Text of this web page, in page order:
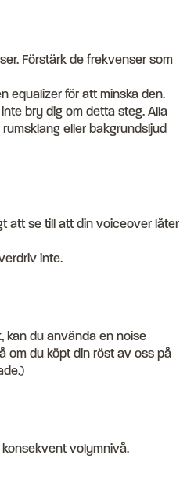
Förstärk de frekvenser som
equalizer för att minska den.
bry dig om detta steg. Alla
eller bakgrundsljud
att se till att din voiceover låter
inte.
kan du använda en noise
om du köpt din röst av oss på
volymnivå.